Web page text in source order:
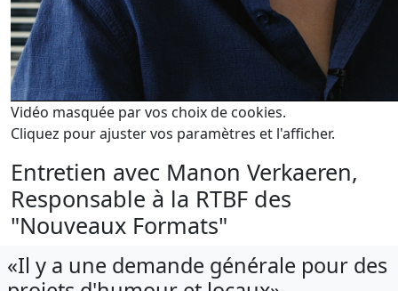
Vidéo masquée par vos choix de cookies.
Cliquez pour ajuster vos paramètres et l'afficher.
Entretien avec Manon Verkaeren,
Responsable à la RTBF des
"Nouveaux Formats"
«Il y a une demande générale pour des